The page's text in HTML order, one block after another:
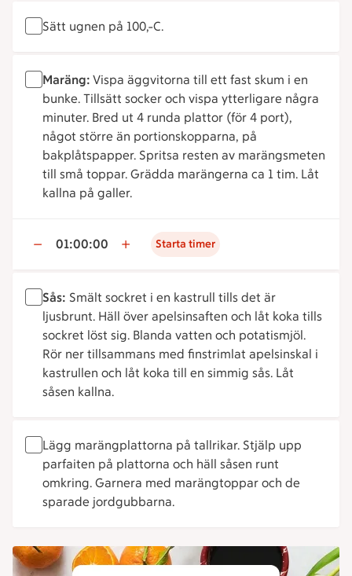
Sätt ugnen på 100ºC.
Maräng: Vispa äggvitorna till ett fast skum i en
bunke. Tillsätt socker och vispa ytterligare några
minuter. Bred ut 4 runda plattor (för 4 port),
något större än portionskopparna, på
bakplåtspapper. Spritsa resten av marängsmeten
till små toppar. Grädda marängerna ca 1 tim. Låt
kallna på galler.
01:00:00 Starta timer
Sås: Smält sockret i en kastrull tills det är
ljusbrunt. Häll över apelsinsaften och låt koka tills
sockret löst sig. Blanda vatten och potatismjöl.
Rör ner tillsammans med finstrimlat apelsinskal i
kastrullen och låt koka till en simmig sås. Låt
såsen kallna.
Lägg marängplattorna på tallrikar. Stjälp upp
parfaiten på plattorna och häll såsen runt
omkring. Garnera med marängtoppar och de
sparade jordgubbarna.